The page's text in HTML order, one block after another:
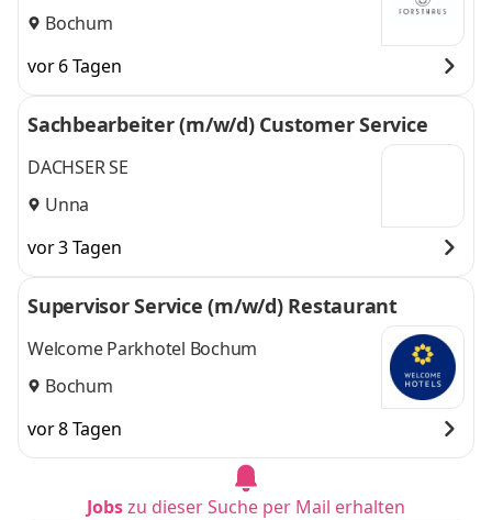
Bochum
vor 6 Tagen
Sachbearbeiter (m/w/d) Customer Service
DACHSER SE
Unna
vor 3 Tagen
Supervisor Service (m/w/d) Restaurant
Welcome Parkhotel Bochum
Bochum
vor 8 Tagen
Jobszu dieser Suche per Mail erhalten